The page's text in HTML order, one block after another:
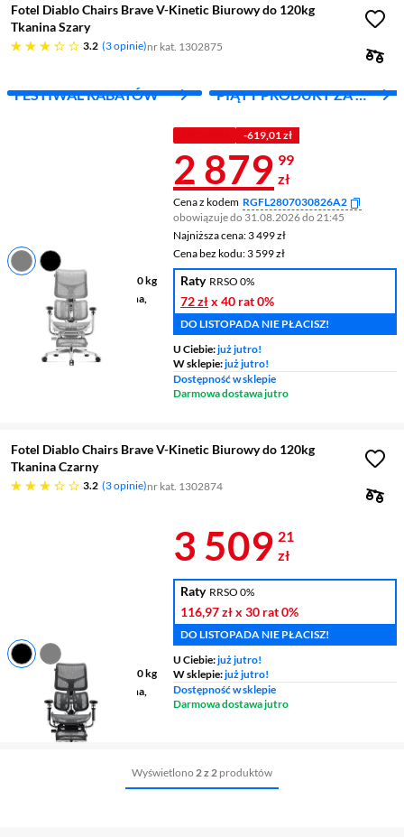
Fotel Diablo Chairs Brave V-Kinetic Biurowy do 120kg
Tkanina Szary
3.2
3.2 gwiazdek 3 opinie nr kat. 1302875
FESTIWAL RABATÓW
PIĄTY PRODUKT ZA 1
Maksymalne obciążenie
120 kg
aluminium, tkanina,
szary
-619,01 zł
Cena 2
2 879 99
zł
Cena z kodem RGFL2807030826A2
obowiązuje do 31.08.2026 do 21:45
Najniższa cena: 3 499 zł
Najniższa cena:3 499 zł
Cena bez kodu: 3 599 zł
Cena bez kodu:3 599 zł
Raty RRSO 0%
72 złx 40 rat0%
DO LISTOPADA NIE PŁACISZ!
U Ciebie:już jutro!
W sklepie:już jutro!
Dostępność w sklepie
Darmowa dostawa jutro
Fotel Diablo Chairs Brave V-Kinetic Biurowy do 120kg
Tkanina Czarny
3.2
3.2 gwiazdek 3 opinie nr kat. 1302874
Maksymalne obciążenie
120 kg
aluminium, tkanina,
czarny
Cena 3
3 509 21
zł
Raty RRSO 0%
116,97 złx 30 rat0%
DO LISTOPADA NIE PŁACISZ!
U Ciebie:już jutro!
W sklepie:już jutro!
Dostępność w sklepie
Darmowa dostawa jutro
Wyświetlono 2 z 2 produktów